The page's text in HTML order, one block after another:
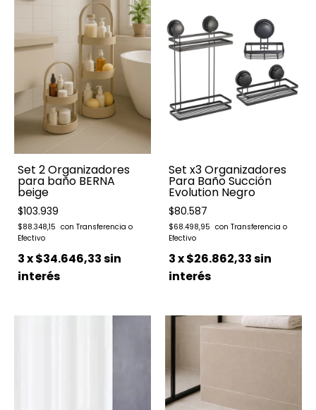
Set 2 Organizadores
para baño BERNA
beige
$103.939
$88.348,15
3x$34.646,33sin
interés
Set x3 Organizadores
Para Baño Succión
Evolution Negro
$80.587
$68.498,95
3x$26.862,33sin
interés